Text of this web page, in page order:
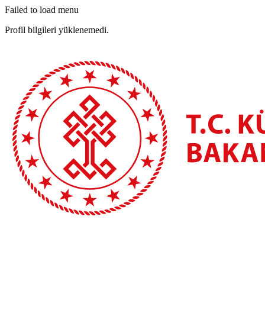
Failed to load menu
Profil bilgileri yüklenemedi.